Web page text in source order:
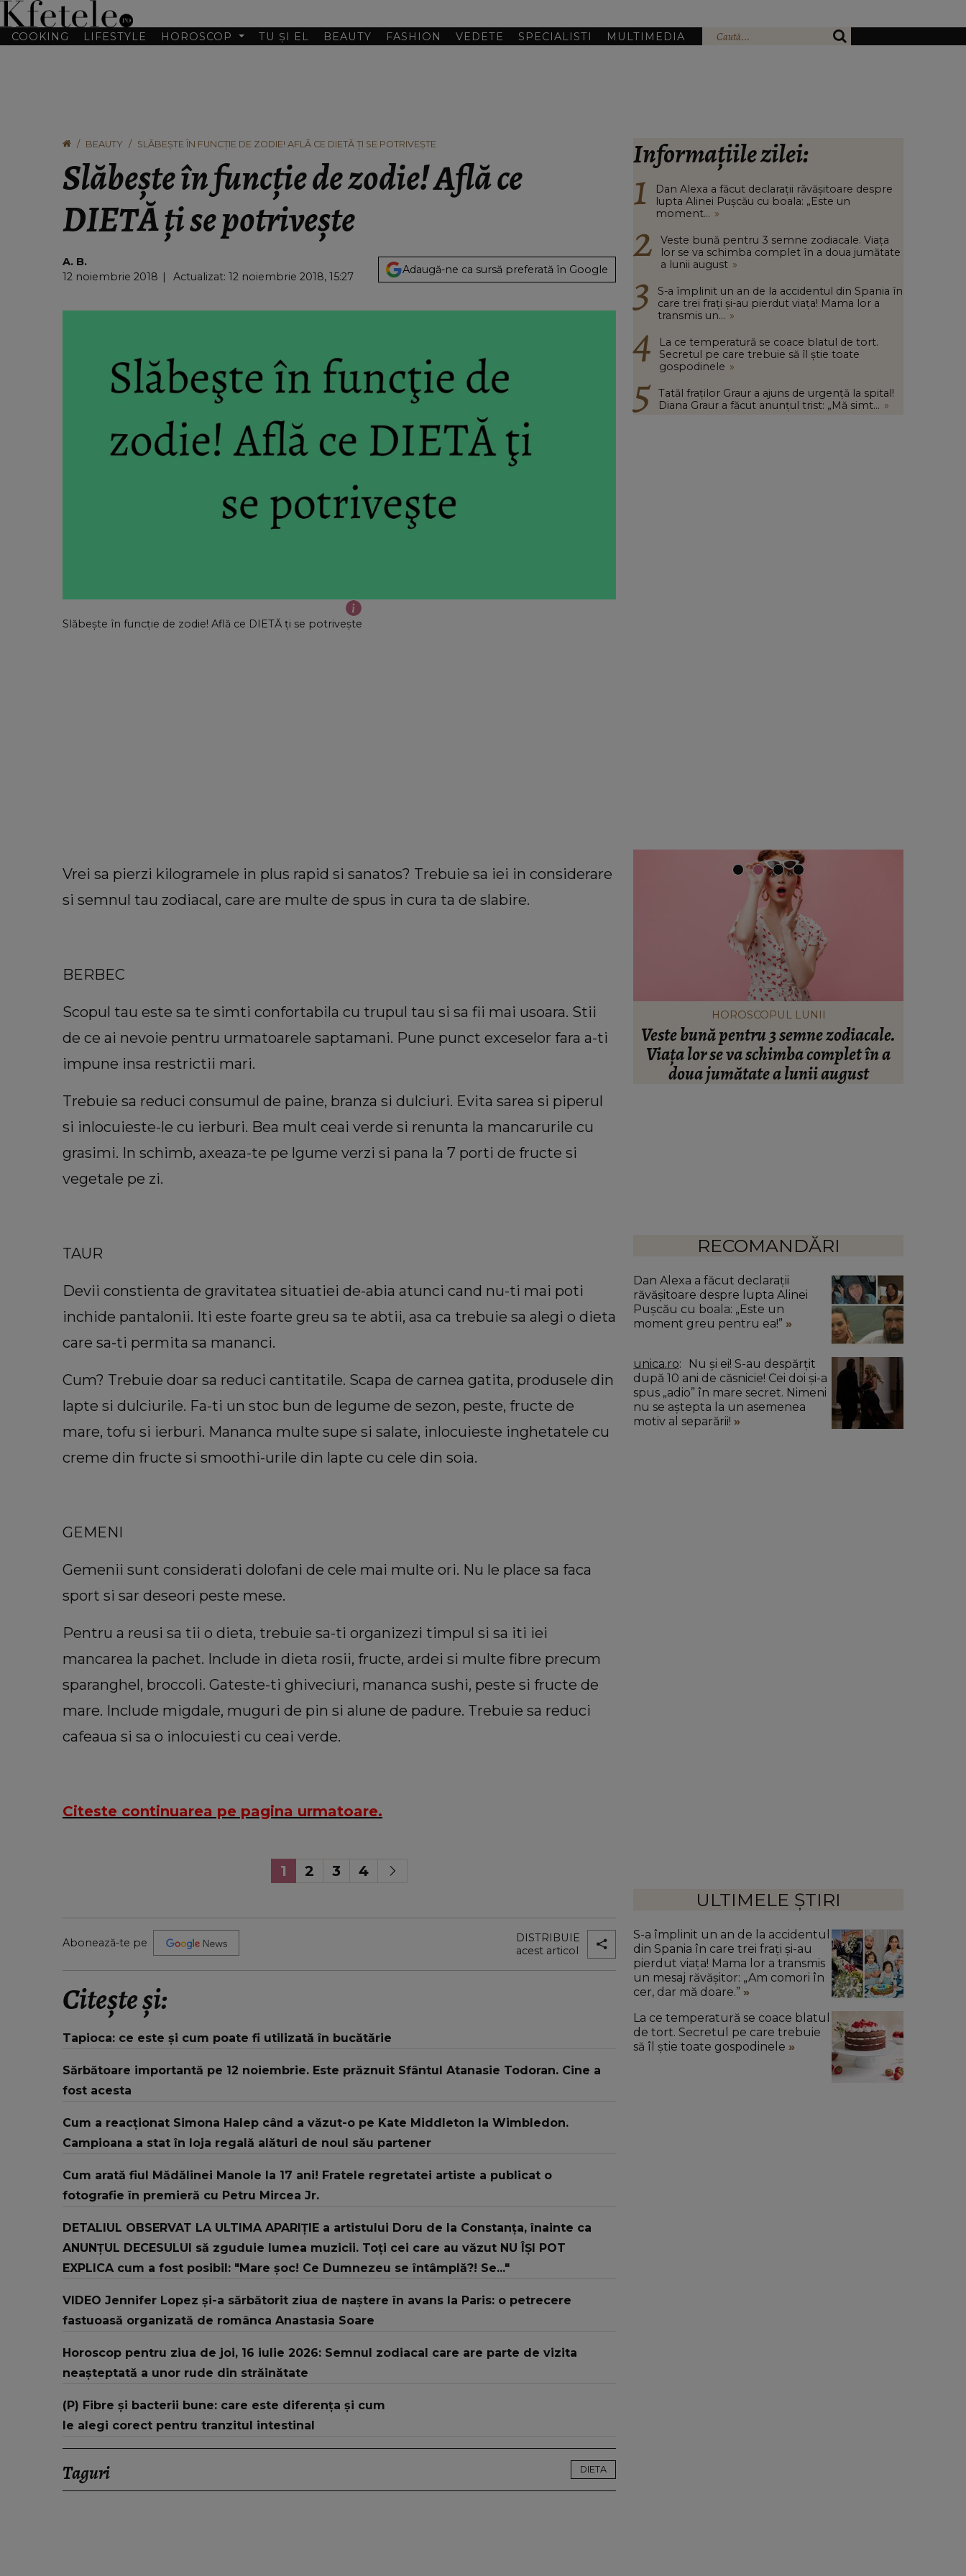
COOKING LIFESTYLE HOROSCOP TU ȘI EL BEAUTY FASHION VEDETE SPECIALISTI MULTIMEDIA
BEAUTY SLĂBEŞTE ÎN FUNCŢIE DE ZODIE! AFLĂ CE DIETĂ ŢI SE POTRIVEŞTE
Slăbeşte în funcţie de zodie! Află ce
DIETĂ ţi se potriveşte
A. B.
12 noiembrie 2018
Actualizat: 12 noiembrie 2018, 15:27
Adaugă-ne ca sursă preferată în Google
Slăbeşte în funcţie de zodie! Află ce DIETĂ ţi se potriveşte
Informațiile zilei:
Dan Alexa a făcut declarații răvășitoare despre
lupta Alinei Pușcău cu boala: „Este un
moment... »
Veste bună pentru 3 semne zodiacale. Viața
lor se va schimba complet în a doua jumătate
a lunii august »
S-a împlinit un an de la accidentul din Spania în
care trei frați și-au pierdut viața! Mama lor a
transmis un... »
La ce temperatură se coace blatul de tort.
Secretul pe care trebuie să îl știe toate
gospodinele »
Tatăl fraților Graur a ajuns de urgență la spital!
Diana Graur a făcut anunțul trist: „Mă simt... »
Vrei sa pierzi kilogramele in plus rapid si sanatos? Trebuie sa iei in considerare
si semnul tau zodiacal, care are multe de spus in cura ta de slabire.
BERBEC
Scopul tau este sa te simti confortabila cu trupul tau si sa fii mai usoara. Stii
de ce ai nevoie pentru urmatoarele saptamani. Pune punct exceselor fara a-ti
impune insa restrictii mari.
Trebuie sa reduci consumul de paine, branza si dulciuri. Evita sarea si piperul
si inlocuieste-le cu ierburi. Bea mult ceai verde si renunta la mancarurile cu
grasimi. In schimb, axeaza-te pe lgume verzi si pana la 7 porti de fructe si
vegetale pe zi.
TAUR
Devii constienta de gravitatea situatiei de-abia atunci cand nu-ti mai poti
inchide pantalonii. Iti este foarte greu sa te abtii, asa ca trebuie sa alegi o dieta
care sa-ti permita sa mananci.
Cum? Trebuie doar sa reduci cantitatile. Scapa de carnea gatita, produsele din
lapte si dulciurile. Fa-ti un stoc bun de legume de sezon, peste, fructe de
mare, tofu si ierburi. Mananca multe supe si salate, inlocuieste inghetatele cu
creme din fructe si smoothi-urile din lapte cu cele din soia.
GEMENI
Gemenii sunt considerati dolofani de cele mai multe ori. Nu le place sa faca
sport si sar deseori peste mese.
Pentru a reusi sa tii o dieta, trebuie sa-ti organizezi timpul si sa iti iei
mancarea la pachet. Include in dieta rosii, fructe, ardei si multe fibre precum
sparanghel, broccoli. Gateste-ti ghiveciuri, mananca sushi, peste si fructe de
mare. Include migdale, muguri de pin si alune de padure. Trebuie sa reduci
cafeaua si sa o inlocuiesti cu ceai verde.
Citeste continuarea pe pagina urmatoare.
1 2 3 4
Abonează-te pe
DISTRIBUIE
acest articol
Citește și:
Tapioca: ce este și cum poate fi utilizată în bucătărie
Sărbătoare importantă pe 12 noiembrie. Este prăznuit Sfântul Atanasie Todoran. Cine a
fost acesta
Cum a reacționat Simona Halep când a văzut-o pe Kate Middleton la Wimbledon.
Campioana a stat în loja regală alături de noul său partener
Cum arată fiul Mădălinei Manole la 17 ani! Fratele regretatei artiste a publicat o
fotografie în premieră cu Petru Mircea Jr.
DETALIUL OBSERVAT LA ULTIMA APARIȚIE a artistului Doru de la Constanța, înainte ca
ANUNȚUL DECESULUI să zguduie lumea muzicii. Toți cei care au văzut NU ÎȘI POT
EXPLICA cum a fost posibil: "Mare șoc! Ce Dumnezeu se întâmplă?! Se..."
VIDEO Jennifer Lopez și-a sărbătorit ziua de naștere în avans la Paris: o petrecere
fastuoasă organizată de românca Anastasia Soare
Horoscop pentru ziua de joi, 16 iulie 2026: Semnul zodiacal care are parte de vizita
neașteptată a unor rude din străinătate
(P) Fibre și bacterii bune: care este diferența și cum
le alegi corect pentru tranzitul intestinal
Taguri DIETA
COOKING
La ce temperatură se coace blatul de
tort. Secretul pe care trebuie să îl știe
toate gospodinele
VEDETE
Dan Alexa a făcut declarații
ea!”
HOROSCOPUL LUNII
Veste bună pentru 3 semne zodiacale.
Viața lor se va schimba complet în a
doua jumătate a lunii august
RECOMANDĂRI
Dan Alexa a făcut declarații
răvășitoare despre lupta Alinei
Pușcău cu boala: „Este un
moment greu pentru ea!”
unica.ro
după 10 ani de căsnicie! Cei doi și-a
spus „adio” în mare secret. Nimeni
nu se aștepta la un asemenea
motiv al separării!
ULTIMELE ȘTIRI
S-a împlinit un an de la accidentul
din Spania în care trei frați și-au
pierdut viața! Mama lor a transmis
un mesaj răvășitor: „Am comori în
cer, dar mă doare.”
La ce temperatură se coace blatul
de tort. Secretul pe care trebuie
să îl știe toate gospodinele